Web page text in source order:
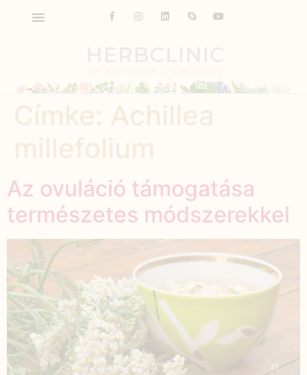
Az ovuláció támogatása
természetes módszerekkel